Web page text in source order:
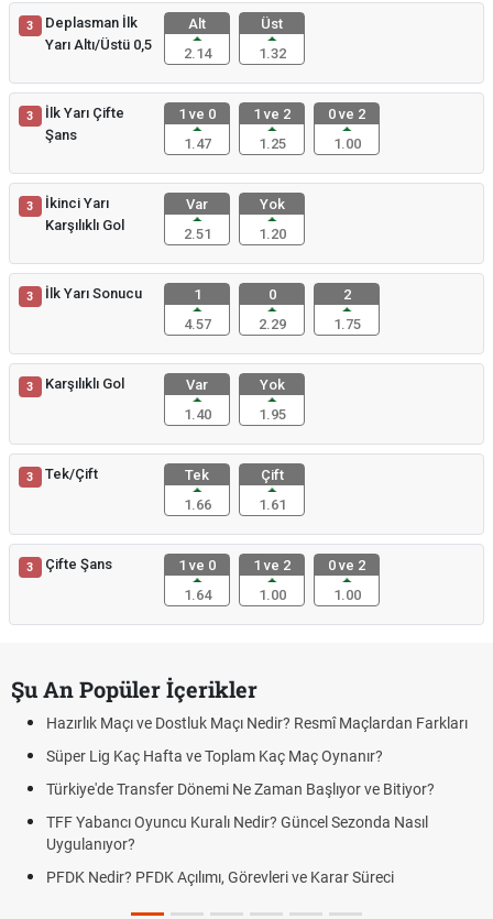
3
Deplasman İlk
Yarı Altı/Üstü 0,5
Alt
2.14
Üst
1.32
3
İlk Yarı Çifte
Şans
1 ve 0
1.47
1 ve 2
1.25
0 ve 2
1.00
3
İkinci Yarı
Karşılıklı Gol
Var
2.51
Yok
1.20
3 İlk Yarı Sonucu
1
4.57
0
2.29
2
1.75
3 Karşılıklı Gol
Var
1.40
Yok
1.95
3 Tek/Çift
Tek
1.66
Çift
1.61
3 Çifte Şans
1 ve 0
1.64
1 ve 2
1.00
0 ve 2
1.00
Şu An Popüler İçerikler
Hazırlık Maçı ve Dostluk Maçı Nedir? Resmî Maçlardan Farkları
Süper Lig Kaç Hafta ve Toplam Kaç Maç Oynanır?
Türkiye'de Transfer Dönemi Ne Zaman Başlıyor ve Bitiyor?
TFF Yabancı Oyuncu Kuralı Nedir? Güncel Sezonda Nasıl
Uygulanıyor?
PFDK Nedir? PFDK Açılımı, Görevleri ve Karar Süreci